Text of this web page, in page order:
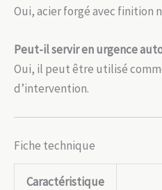
Oui, acier forgé avec finition
Peut-il servir en urgence
Oui, il peut être utilisé
d’intervention.
Fiche technique
Caractéristique